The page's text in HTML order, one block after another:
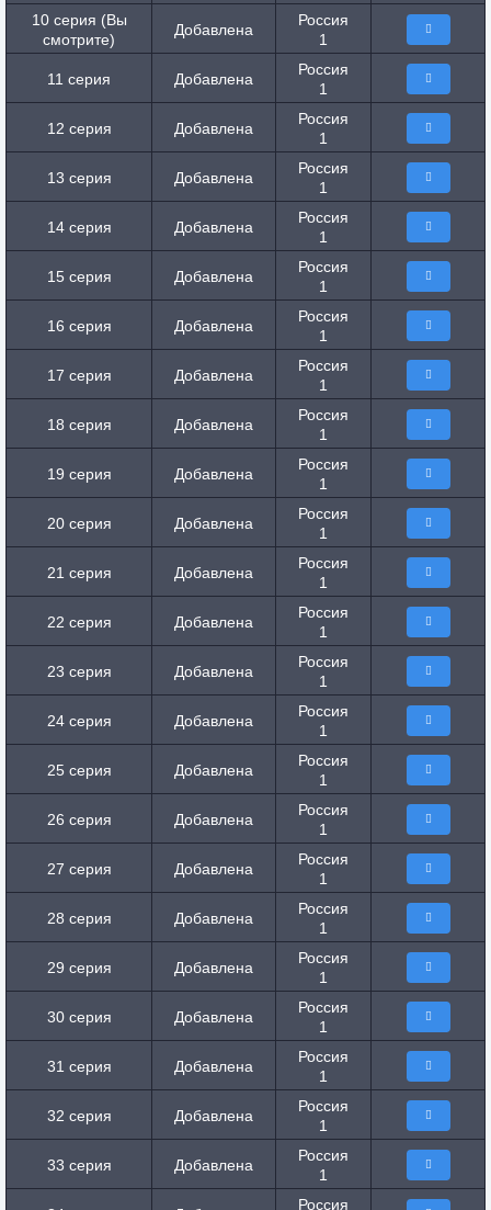
10 серия (Вы
смотрите)
Добавлена
Россия
1
11 серия Добавлена
Россия
1
12 серия Добавлена
Россия
1
13 серия Добавлена
Россия
1
14 серия Добавлена
Россия
1
15 серия Добавлена
Россия
1
16 серия Добавлена
Россия
1
17 серия Добавлена
Россия
1
18 серия Добавлена
Россия
1
19 серия Добавлена
Россия
1
20 серия Добавлена
Россия
1
21 серия Добавлена
Россия
1
22 серия Добавлена
Россия
1
23 серия Добавлена
Россия
1
24 серия Добавлена
Россия
1
25 серия Добавлена
Россия
1
26 серия Добавлена
Россия
1
27 серия Добавлена
Россия
1
28 серия Добавлена
Россия
1
29 серия Добавлена
Россия
1
30 серия Добавлена
Россия
1
31 серия Добавлена
Россия
1
32 серия Добавлена
Россия
1
33 серия Добавлена
Россия
1
Россия